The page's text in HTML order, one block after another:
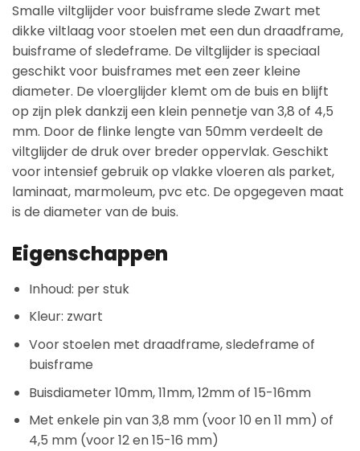
Smalle viltglijder voor buisframe slede Zwart met
dikke viltlaag voor stoelen met een dun draadframe,
buisframe of sledeframe. De viltglijder is speciaal
geschikt voor buisframes met een zeer kleine
diameter. De vloerglijder klemt om de buis en blijft
op zijn plek dankzij een klein pennetje van 3,8 of 4,5
mm. Door de flinke lengte van 50mm verdeelt de
viltglijder de druk over breder oppervlak. Geschikt
voor intensief gebruik op vlakke vloeren als parket,
laminaat, marmoleum, pvc etc. De opgegeven maat
is de diameter van de buis.
Eigenschappen
Inhoud: per stuk
Kleur: zwart
Voor stoelen met draadframe, sledeframe of
buisframe
Buisdiameter 10mm, 11mm, 12mm of 15-16mm
Met enkele pin van 3,8 mm (voor 10 en 11 mm) of
4,5 mm (voor 12 en 15-16 mm)